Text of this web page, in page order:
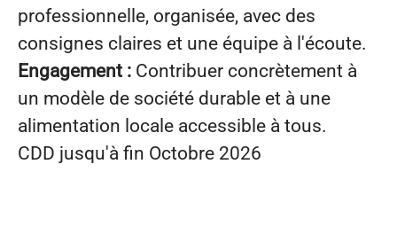
professionnelle, organisée, avec des
consignes claires et une équipe à l'écoute.
Engagement : Contribuer concrètement à
un modèle de société durable et à une
alimentation locale accessible à tous.
CDD jusqu'à fin Octobre 2026